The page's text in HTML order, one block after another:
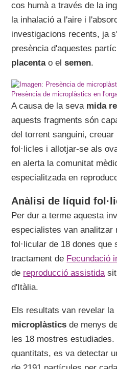
cos humà a través de la
la inhalació a l'aire i
investigacions recents, ja
presència d'aquestes
placentao elsemen.
Presència de microplàstics en
A causa de la seva mida
aquests fragments són
del torrent sanguini, creuar
fol·licles i allotjar-se als
en alerta la comunitat
especialitzada en
Anàlisi de líquid
Per dur a terme aquesta
especialistes van analitzar
fol·licular de 18 dones
tractament de Fecundació
de reproducció assistida
d'Itàlia.
Els resultats van revelar la
microplàstics de menys
les 18 mostres
quantitats, es va detectar